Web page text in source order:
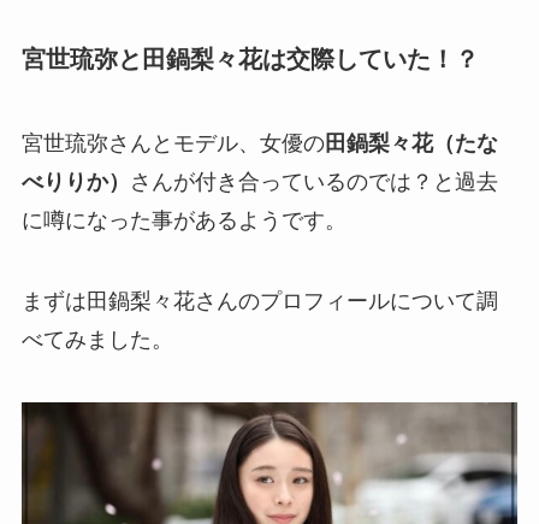
宮世琉弥と田鍋梨々花は交際していた！？
宮世琉弥さんとモデル、女優の田鍋梨々花（たな
べりりか）
さんが付き合っているのでは？と過去
に噂になった事があるようです。
まずは田鍋梨々花さんのプロフィールについて調
べてみました。